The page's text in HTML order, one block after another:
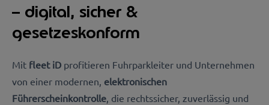
– digital, sicher &
gesetzeskonform
Mit fleet iD profitieren Fuhrparkleiter und Unternehmen
von einer modernen, elektronischen
Führerscheinkontrolle , die rechtssicher, zuverlässig und